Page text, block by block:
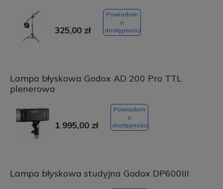
325,00 zł
Powiadom
o
dostępności
Lampa błyskowa Godox AD 200 Pro TTL
plenerowa
1 995,00 zł
Powiadom
o
dostępności
Lampa błyskowa studyjna Godox DP600III